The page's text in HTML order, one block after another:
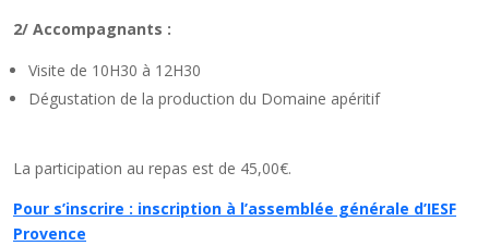
2/ Accompagnants :
Visite de 10H30 à 12H30
Dégustation de la production du Domaine apéritif
La participation au repas est de 45,00€.
Pour s’inscrire : inscription à l’assemblée générale d’IESF
Provence